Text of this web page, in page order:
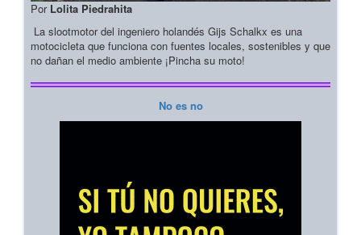
Por Lolita Piedrahita
La slootmotor del ingeniero holandés Gijs Schalkx es una
motocicleta que funciona con fuentes locales, sostenibles y que
no dañan el medio ambiente ¡Pincha su moto!
No es no